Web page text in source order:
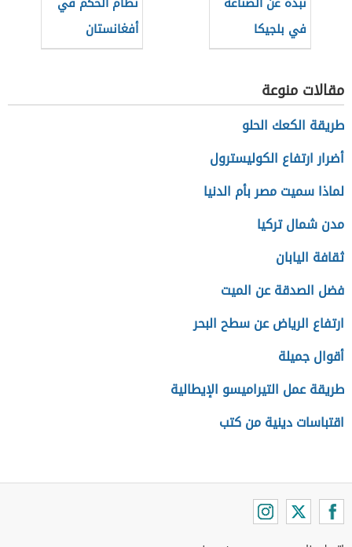
في بلجيكا
أفغانستان
مقالات منوعة
طريقة الكعك الحلو
أضرار ارتفاع الكوليسترول
لماذا سميت مصر بأم الدنيا
مدن شمال تركيا
ثقافة اليابان
فضل الصدقة عن الميت
ارتفاع الرياض عن سطح البحر
أقوال جميلة
طريقة عمل التيراميسو الإيطالية
اقتباسات دينية من كتب